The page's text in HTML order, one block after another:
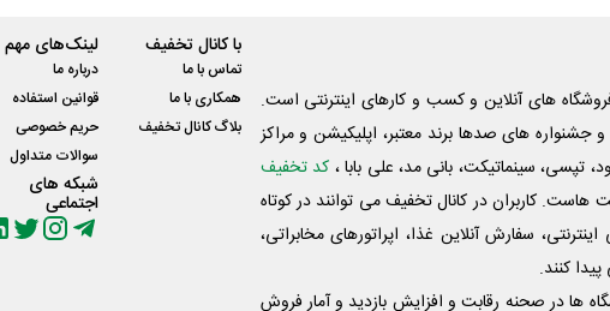
های آنلاین و کسب و‌ کارهای اینترنتی است.
های صدها برند معتبر، اپلیکیشن و مراکز
تپسی، سینماتیکت، بانی مد، علی‌ بابا ، کد تخفیف
‌هاست. کاربران در کانال تخفیف می توانند در کوتاه
سفارش آنلاین غذا، اپراتورهای مخابراتی،
کنند.
ها در صحنه رقابت و افزایش بازدید و آمار فروش
با کانال تخفیف
تماس با ما
همکاری با ما
بلاگ کانال تخفیف
لینک‌های مهم
درباره ما
قوانین استفاده
حریم خصوصی
سوالات متداول
شبکه های
اجتماعی